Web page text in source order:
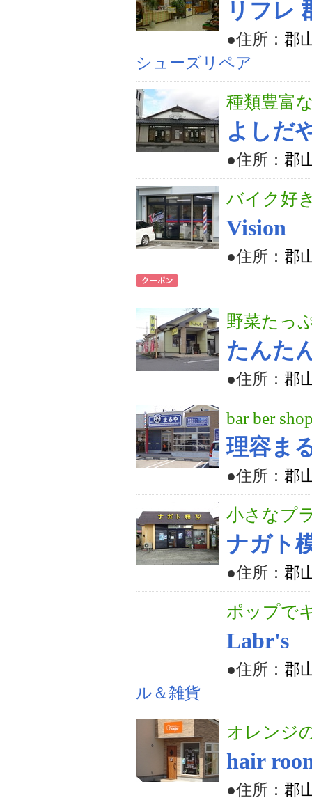
リフレ
●住所： 郡
シューズリペア
種類豊富
よしだ
●住所： 郡
バイク好
Vision
●住所： 郡
野菜たっ
たんた
●住所： 郡
bar ber
理容ま
●住所： 郡
小さなプ
ナガト
●住所： 郡
ポップで
Labr's
●住所： 郡
ル＆雑貨
オレンジ
hair
●住所： 郡